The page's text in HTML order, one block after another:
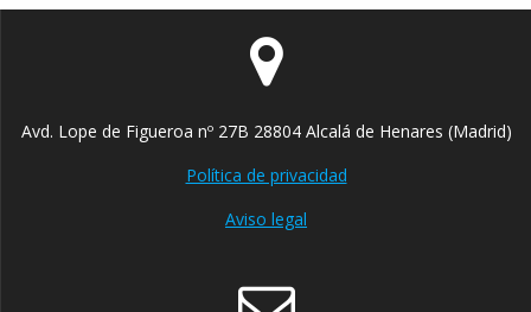
Avd. Lope de Figueroa nº 27B 28804 Alcalá de Henares (Madrid)
Política de privacidad
Aviso legal